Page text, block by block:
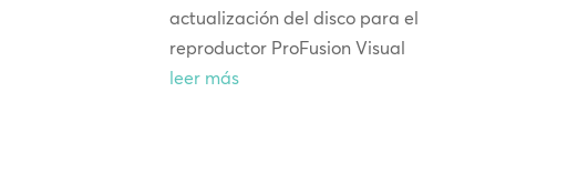
actualización del disco para el
reproductor ProFusion Visual
leer más